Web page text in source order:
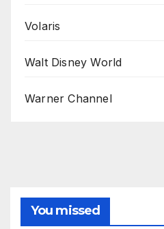
Volaris
Walt Disney World
Warner Channel
You missed